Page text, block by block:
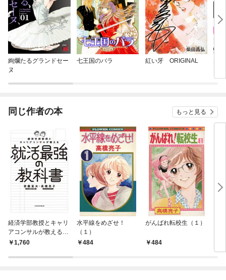
絢爛たるグランドセー
ヌ
七王国のバラ 紅い牙 ORIGINAL 先
同じ作者の本 もっと見る
経済学部教授とキャリ
アコンサルが教える就
活最強の教科書
1,760
水平線をめざせ！
（１）
484
がんばれ転校生（１）
484